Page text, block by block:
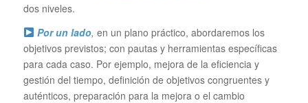
dos niveles.
Por un lado, en un plano práctico, abordaremos los
objetivos previstos; con pautas y herramientas específicas
para cada caso. Por ejemplo, mejora de la eficiencia y
gestión del tiempo, definición de objetivos congruentes y
auténticos, preparación para la mejora o el cambio